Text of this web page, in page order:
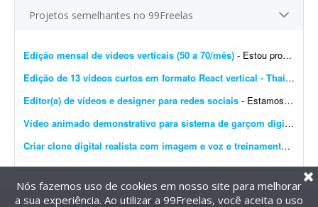
Projetos semelhantes no 99Freelas
Edição mensal de vídeos verticais (50 a 70/mês) - Estou procurando um editor para uma demanda recorrente de 50 a 70 vídeos verticais por mês, com duração média de 30 a 60 segundos cada. O trabalho é simple...
Edição de 13 vídeos curtos em formato React vertical - Thais D.
Editor(a) de vídeos e designer para redes sociais - Estamos buscando um(a) profissional freelancer para colaborar em um projeto de criação e edição de conteúdos para redes sociais, com possibilidade de novos projet...
Vídeo animado demonstrativo para sistema de garçom digital
Criar clone digital realista com imagem e voz e treinamento-
Nós fazemos uso de cookies em nosso site para melhorar
a sua experiência. Ao utilizar a 99Freelas, você aceita o uso